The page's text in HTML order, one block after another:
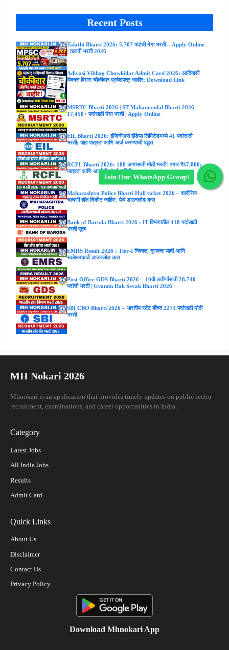
Recent Posts
Talathi Bharti 2026: 5,707 पदांची मेगा भरती – Apply Online
| तलाठी भरती 2026
Adivasi Vibhag Chowkidar Admit Card 2026: आदिवासी
विकास विभाग चौकीदार प्रवेशपत्र जाहीर; Download Link
MSRTC Bharti 2026 | ST Mahamandal Bharti 2026 –
17,450+ पदांसाठी मेगा भरती | Apply Online
EIL Bharti 2026: इंजिनीअर्स इंडिया लिमिटेडमध्ये 41 पदांसाठी
भरती; पाहा पात्रता आणि अर्ज करण्याची पद्धत
RCFL Bharti 2026: 188 जागांसाठी मोठी भरती! पगार ₹47,800;
पात्रता आणि अर्जाची संपूर्ण माहिती.
Maharashtra Police Bharti Hall ticket 2026 – शारीरिक
चाचणी हॉल तिकीट जाहिर! येथे डाउनलोड करा
Bank of Baroda Bharti 2026 : IT विभागातील 418 पदांसाठी
भरती सुरू
EMRS Result 2026 : Tier-I निकाल, गुणवत्ता यादी आणि
स्कोअरकार्ड डाउनलोड करा
Post Office GDS Bharti 2026 – 10वी उत्तीर्णांसाठी 28,740
पदांची भरती | Gramin Dak Sevak Bharti 2026
SBI CBO Bharti 2026 – भारतीय स्टेट बँकेत 2273 पदांसाठी मोठी
भरती
MH Nokari 2026
Mhnokari is an application that provides timely updates on public sector
recruitment, examinations, and career opportunities in India.
Category
Latest Jobs
All India Jobs
Results
Admit Card
Quick Links
About Us
Disclaimer
Contact Us
Privacy Policy
Download Mhnokari App
Join Our WhatsApp Group!